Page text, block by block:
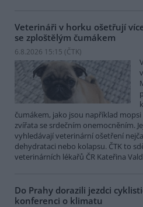
Veterináři v horku ošetřují
se zploštělým čumákem
6.8.2026 15:15 (ČTK)
čumákem, jako jsou například
zvířata se srdečním onemocněním.
vyhledávají veterinární ošetření
dehydrataci nebo kolapsu. ČTK to
veterinárních lékařů ČR Kateřina
Do Prahy dorazili jezdci
konferenci o klimatu